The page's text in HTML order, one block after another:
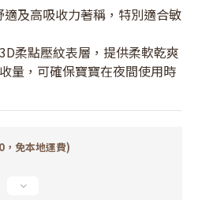
及高吸收力著稱，特別適合敏
柔點壓紋表層，提供柔軟乾爽
量，可確保寶寶在夜間使用時
免本地運費)